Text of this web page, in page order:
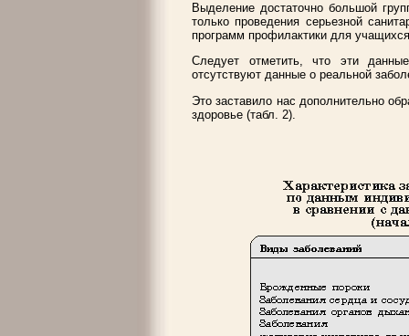
Выделение достаточно большой
только проведения серьезной
программ профилактики для
Следует отметить, что эти
отсутствуют данные о реальной
Это заставило нас дополнительно
здоровье (табл. 2).